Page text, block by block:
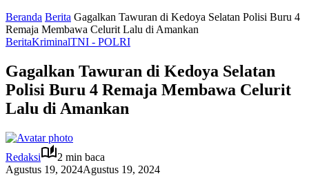
Beranda Berita Gagalkan Tawuran di Kedoya Selatan Polisi Buru 4
Remaja Membawa Celurit Lalu di Amankan
BeritaKriminalTNI - POLRI
Gagalkan Tawuran di Kedoya Selatan
Polisi Buru 4 Remaja Membawa Celurit
Lalu di Amankan
Redaksi
2 min baca
Agustus 19, 2024Agustus 19, 2024